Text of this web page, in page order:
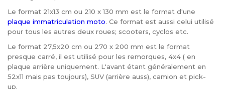
Le format 21x13 cm ou 210 x 130 mm est le format d'une
plaque immatriculation moto. Ce format est aussi celui utilisé
pour tous les autres deux roues; scooters, cyclos etc.
Le format 27,5x20 cm ou 270 x 200 mm est le format
presque carré, il est utilisé pour les remorques, 4x4 ( en
plaque arrière uniquement. L'avant étant généralement en
52x11 mais pas toujours), SUV (arrière auss), camion et pick-
up.